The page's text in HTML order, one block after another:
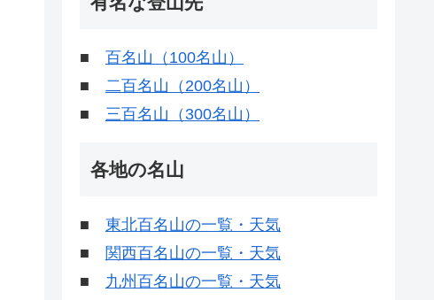
■ 百名山（100名山）
■ 二百名山（200名山）
■ 三百名山（300名山）
各地の名山
■ 東北百名山の一覧・天気
■ 関西百名山の一覧・天気
■ 九州百名山の一覧・天気